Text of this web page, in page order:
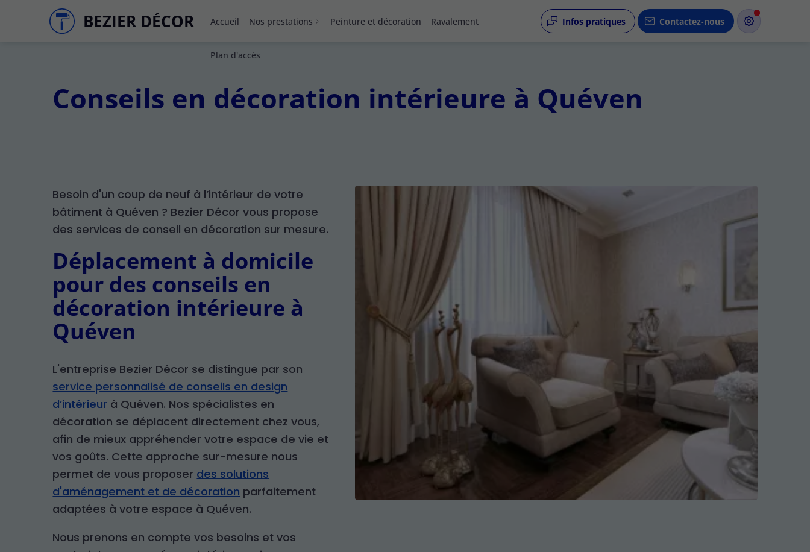
BEZIER DÉCOR Accueil Nos prestations Peinture et décoration Ravalement
Plan d'accès
Infos pratiques Contactez-nous
Conseils en décoration intérieure à Quéven
Besoin d'un coup de neuf à l’intérieur de votre
bâtiment à Quéven ? Bezier Décor vous propose
des services de conseil en décoration sur mesure.
Déplacement à domicile
pour des conseils en
décoration intérieure à
Quéven
L'entreprise Bezier Décor se distingue par son
service personnalisé de conseils en design
d’intérieur à Quéven. Nos spécialistes en
décoration se déplacent directement chez vous,
afin de mieux appréhender votre espace de vie et
vos goûts. Cette approche sur-mesure nous
permet de vous proposer des solutions
d'aménagement et de décoration parfaitement
adaptées à votre espace à Quéven.
Nous prenons en compte vos besoins et vos